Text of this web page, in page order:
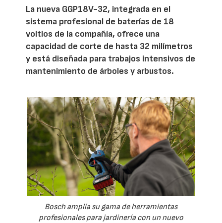
La nueva GGP18V-32, integrada en el
sistema profesional de baterías de 18
voltios de la compañía, ofrece una
capacidad de corte de hasta 32 milímetros
y está diseñada para trabajos intensivos de
mantenimiento de árboles y arbustos.
Bosch amplía su gama de herramientas
profesionales para jardinería con un nuevo